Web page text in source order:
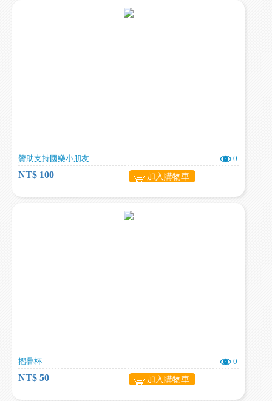
贊助支持國樂小朋友 0
NT$ 100 加入購物車
摺疊杯 0
NT$ 50 加入購物車